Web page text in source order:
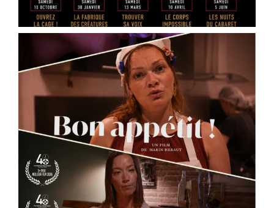
Ce spectacle mêle théâtre documentaire, satire
médiatique et écriture contemporaine pour plo
See More
Photo
View on Facebook · Share